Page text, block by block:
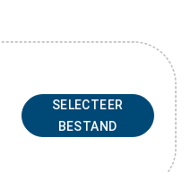
SELECTEER
BESTAND